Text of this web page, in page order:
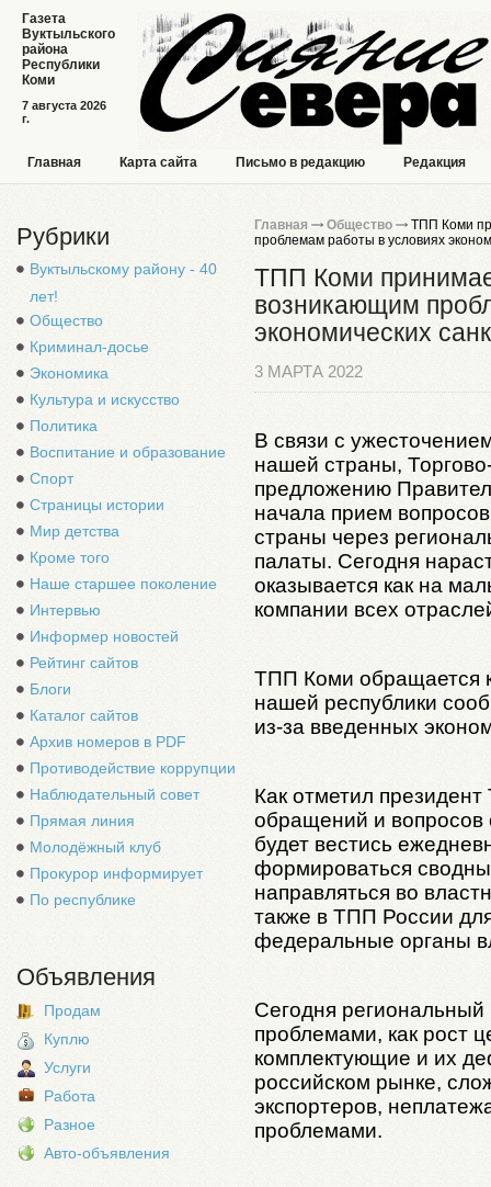
7 августа 2026
г.
Газета
Вуктыльского
района
Республики
Коми
Главная Карта сайта Письмо в редакцию Редакция
Рубрики
Вуктыльскому району - 40
лет!
Общество
Криминал-досье
Экономика
Культура и искусство
Политика
Воспитание и образование
Спорт
Страницы истории
Мир детства
Кроме того
Наше старшее поколение
Интервью
Информер новостей
Рейтинг сайтов
Блоги
Каталог сайтов
Архив номеров в PDF
Противодействие коррупции
Наблюдательный совет
Прямая линия
Молодёжный клуб
Прокурор информирует
По республике
Объявления
Продам
Куплю
Услуги
Работа
Разное
Авто-объявления
Главная Общество
ТПП Коми
проблемам работы в условиях
ТПП Коми
возникающим
экономических
3 МАРТА 2022
В связи с
нашей страны,
предложению
начала прием
страны через
палаты. Сегодня
оказывается как на
компании всех
ТПП Коми обращается
нашей республики
из-за введенных
Как отметил
обращений и вопросов
будет вестись
формироваться
направляться во
также в ТПП России
федеральные органы
Сегодня региональный
проблемами, как рост
комплектующие и их
российском рынке,
экспортеров,
проблемами.